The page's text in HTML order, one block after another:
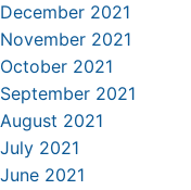
December 2021
November 2021
October 2021
September 2021
August 2021
July 2021
June 2021